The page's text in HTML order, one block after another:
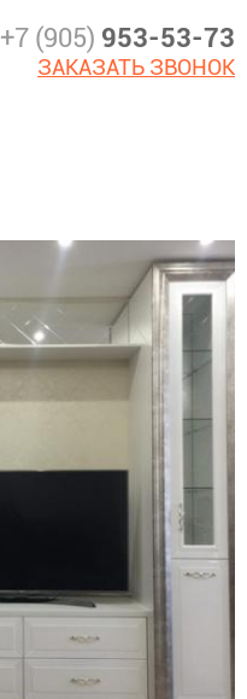
+7 (905) 953-53-73
ЗАКАЗАТЬ ЗВОНОК